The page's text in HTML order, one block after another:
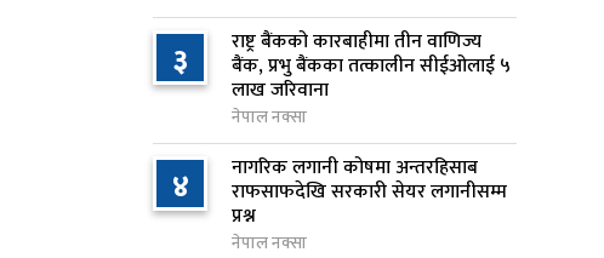
७
आज बस्ने भनिएको राष्ट्रिय सभाको
बैठक बुधबारका लागि सर्‍यो
१ दिन अघि
८
वीरगञ्जमा ट्यांकरको सिल खोलेर तेल
निकाल्ने सात जना रंगेहात पक्राउ
१ दिन अघि
३ राष्ट्र बैंकको कारबाहीमा तीन वाणिज्य
बैंक, प्रभु बैंकका तत्कालीन सीईओलाई ५
लाख जरिवाना
नेपाल नक्सा
४ नागरिक लगानी कोषमा अन्तरहिसाब
राफसाफदेखि सरकारी सेयर लगानीसम्म
प्रश्न
नेपाल नक्सा